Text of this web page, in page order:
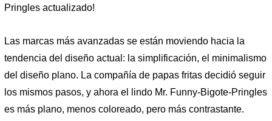
Pringles actualizado!
Las marcas más avanzadas se están moviendo hacia la
tendencia del diseño actual: la simplificación, el minimalismo
del diseño plano. La compañía de papas fritas decidió seguir
los mismos pasos, y ahora el lindo Mr. Funny-Bigote-Pringles
es más plano, menos coloreado, pero más contrastante.